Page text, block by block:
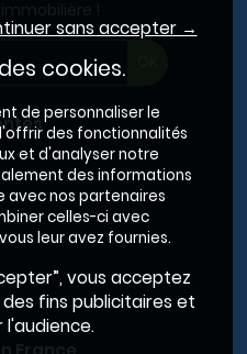
sans accepter →
cookies.
de personnaliser le
des fonctionnalités
et d'analyser notre
des informations
avec nos partenaires
celles-ci avec
leur avez fournies.
vous acceptez
fins publicitaires et